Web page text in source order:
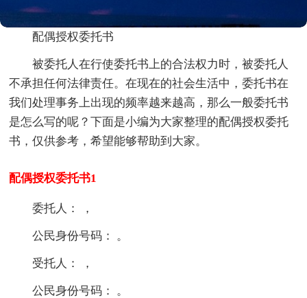
配偶授权委托书
被委托人在行使委托书上的合法权力时，被委托人
不承担任何法律责任。在现在的社会生活中，委托书在
我们处理事务上出现的频率越来越高，那么一般委托书
是怎么写的呢？下面是小编为大家整理的配偶授权委托
书，仅供参考，希望能够帮助到大家。
配偶授权委托书1
委托人： ，
公民身份号码： 。
受托人： ，
公民身份号码： 。